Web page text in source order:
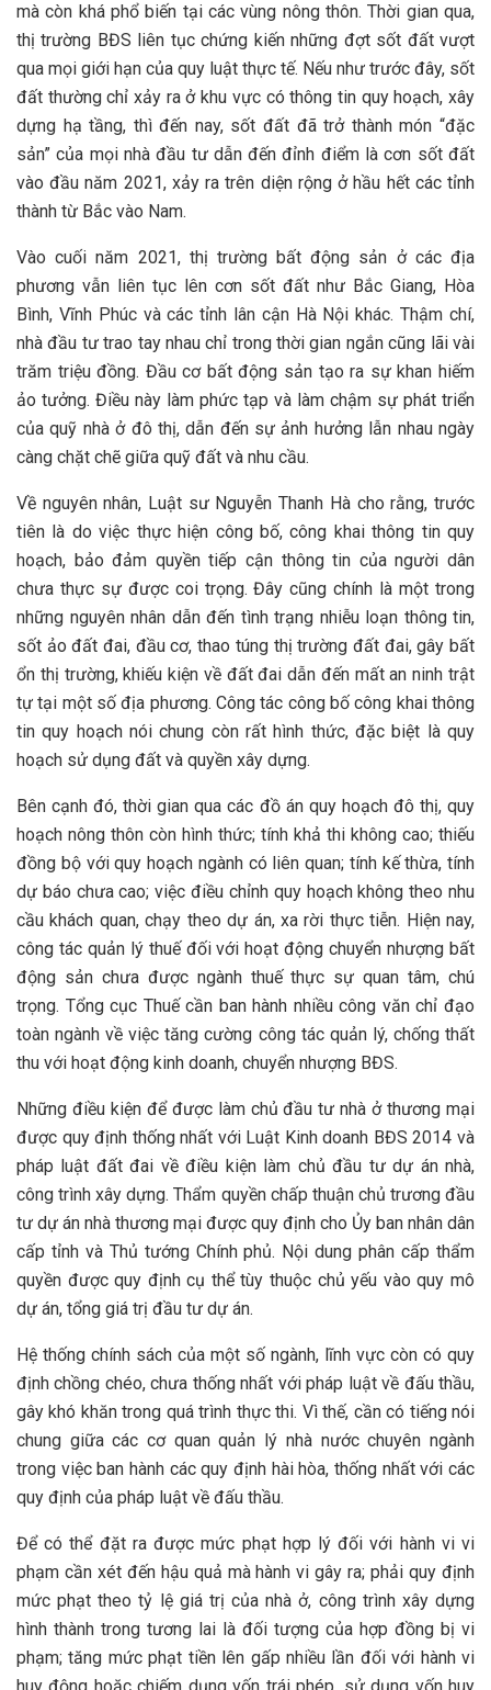
mà còn khá phổ biến tại các vùng nông thôn. Thời gian qua,
thị trường BĐS liên tục chứng kiến những đợt sốt đất vượt
qua mọi giới hạn của quy luật thực tế. Nếu như trước đây, sốt
đất thường chỉ xảy ra ở khu vực có thông tin quy hoạch, xây
dựng hạ tầng, thì đến nay, sốt đất đã trở thành món “đặc
sản” của mọi nhà đầu tư dẫn đến đỉnh điểm là cơn sốt đất
vào đầu năm 2021, xảy ra trên diện rộng ở hầu hết các tỉnh
thành từ Bắc vào Nam.
Vào cuối năm 2021, thị trường bất động sản ở các địa
phương vẫn liên tục lên cơn sốt đất như Bắc Giang, Hòa
Bình, Vĩnh Phúc và các tỉnh lân cận Hà Nội khác. Thậm chí,
nhà đầu tư trao tay nhau chỉ trong thời gian ngắn cũng lãi vài
trăm triệu đồng. Đầu cơ bất động sản tạo ra sự khan hiếm
ảo tưởng. Điều này làm phức tạp và làm chậm sự phát triển
của quỹ nhà ở đô thị, dẫn đến sự ảnh hưởng lẫn nhau ngày
càng chặt chẽ giữa quỹ đất và nhu cầu.
Về nguyên nhân, Luật sư Nguyễn Thanh Hà cho rằng, trước
tiên là do việc thực hiện công bố, công khai thông tin quy
hoạch, bảo đảm quyền tiếp cận thông tin của người dân
chưa thực sự được coi trọng. Đây cũng chính là một trong
những nguyên nhân dẫn đến tình trạng nhiễu loạn thông tin,
sốt ảo đất đai, đầu cơ, thao túng thị trường đất đai, gây bất
ổn thị trường, khiếu kiện về đất đai dẫn đến mất an ninh trật
tự tại một số địa phương. Công tác công bố công khai thông
tin quy hoạch nói chung còn rất hình thức, đặc biệt là quy
hoạch sử dụng đất và quyền xây dựng.
Bên cạnh đó, thời gian qua các đồ án quy hoạch đô thị, quy
hoạch nông thôn còn hình thức; tính khả thi không cao; thiếu
đồng bộ với quy hoạch ngành có liên quan; tính kế thừa, tính
dự báo chưa cao; việc điều chỉnh quy hoạch không theo nhu
cầu khách quan, chạy theo dự án, xa rời thực tiễn. Hiện nay,
công tác quản lý thuế đối với hoạt động chuyển nhượng bất
động sản chưa được ngành thuế thực sự quan tâm, chú
trọng. Tổng cục Thuế cần ban hành nhiều công văn chỉ đạo
toàn ngành về việc tăng cường công tác quản lý, chống thất
thu với hoạt động kinh doanh, chuyển nhượng BĐS.
Những điều kiện để được làm chủ đầu tư nhà ở thương mại
được quy định thống nhất với Luật Kinh doanh BĐS 2014 và
pháp luật đất đai về điều kiện làm chủ đầu tư dự án nhà,
công trình xây dựng. Thẩm quyền chấp thuận chủ trương đầu
tư dự án nhà thương mại được quy định cho Ủy ban nhân dân
cấp tỉnh và Thủ tướng Chính phủ. Nội dung phân cấp thẩm
quyền được quy định cụ thể tùy thuộc chủ yếu vào quy mô
dự án, tổng giá trị đầu tư dự án.
Hệ thống chính sách của một số ngành, lĩnh vực còn có quy
định chồng chéo, chưa thống nhất với pháp luật về đấu thầu,
gây khó khăn trong quá trình thực thi. Vì thế, cần có tiếng nói
chung giữa các cơ quan quản lý nhà nước chuyên ngành
trong việc ban hành các quy định hài hòa, thống nhất với các
quy định của pháp luật về đấu thầu.
Để có thể đặt ra được mức phạt hợp lý đối với hành vi vi
phạm cần xét đến hậu quả mà hành vi gây ra; phải quy định
mức phạt theo tỷ lệ giá trị của nhà ở, công trình xây dựng
hình thành trong tương lai là đối tượng của hợp đồng bị vi
phạm; tăng mức phạt tiền lên gấp nhiều lần đối với hành vi